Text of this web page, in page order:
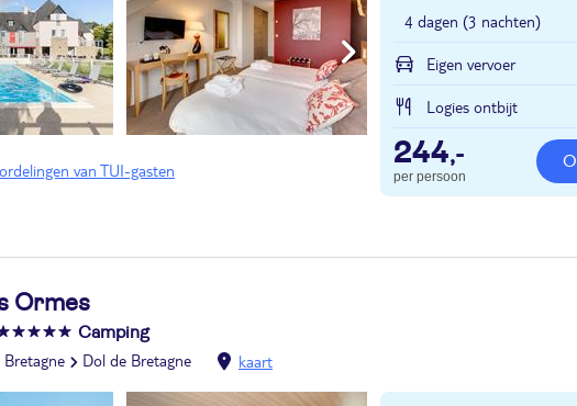
van TUI-gasten
4 dagen (3 nachten)
Eigen vervoer
Logies ontbijt
244,-
per persoon
Ormes
Camping
Bretagne Dol de Bretagne kaart